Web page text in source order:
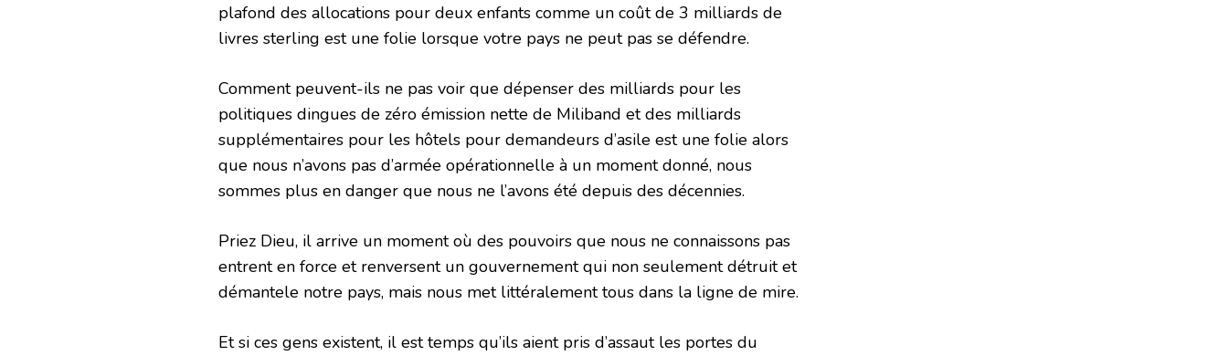
plafond des allocations pour deux enfants comme un coût de 3 milliards de
livres sterling est une folie lorsque votre pays ne peut pas se défendre.
Comment peuvent-ils ne pas voir que dépenser des milliards pour les
politiques dingues de zéro émission nette de Miliband et des milliards
supplémentaires pour les hôtels pour demandeurs d’asile est une folie alors
que nous n’avons pas d’armée opérationnelle à un moment donné, nous
sommes plus en danger que nous ne l’avons été depuis des décennies.
Priez Dieu, il arrive un moment où des pouvoirs que nous ne connaissons pas
entrent en force et renversent un gouvernement qui non seulement détruit et
démantele notre pays, mais nous met littéralement tous dans la ligne de mire.
Et si ces gens existent, il est temps qu’ils aient pris d’assaut les portes du